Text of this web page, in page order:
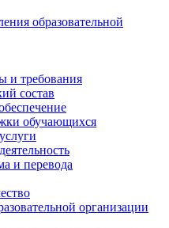
образовательной
и требования
состав
обучающихся
и перевода
организации